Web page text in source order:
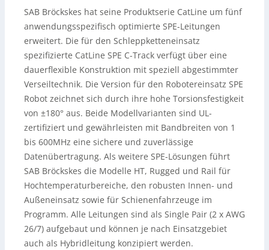
SAB Bröckskes hat seine Produktserie CatLine um fünf
anwendungsspezifisch optimierte SPE-Leitungen
erweitert. Die für den Schleppketteneinsatz
spezifizierte CatLine SPE C-Track verfügt über eine
dauerflexible Konstruktion mit speziell abgestimmter
Verseiltechnik. Die Version für den Robotereinsatz SPE
Robot zeichnet sich durch ihre hohe Torsionsfestigkeit
von ±180° aus. Beide Modellvarianten sind UL-
zertifiziert und gewährleisten mit Bandbreiten von 1
bis 600MHz eine sichere und zuverlässige
Datenübertragung. Als weitere SPE-Lösungen führt
SAB Bröckskes die Modelle HT, Rugged und Rail für
Hochtemperaturbereiche, den robusten Innen- und
Außeneinsatz sowie für Schienenfahrzeuge im
Programm. Alle Leitungen sind als Single Pair (2 x AWG
26/7) aufgebaut und können je nach Einsatzgebiet
auch als Hybridleitung konzipiert werden.